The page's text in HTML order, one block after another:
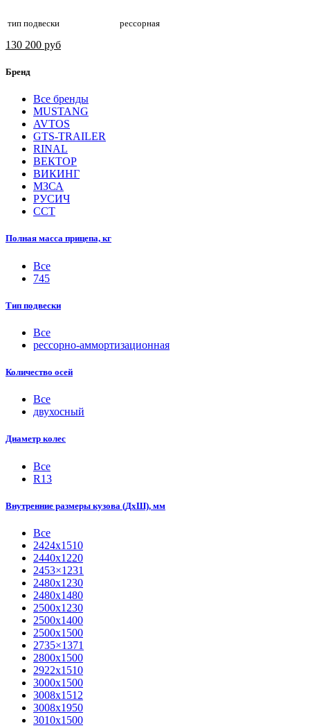
тип подвески рессорная
130 200 руб
Бренд
Все бренды
MUSTANG
AVTOS
GTS-TRAILER
RINAL
ВЕКТОР
ВИКИНГ
МЗСА
РУСИЧ
ССТ
Полная масса прицепа, кг
Все
745
Тип подвески
Все
рессорно-аммортизационная
Количество осей
Все
двухосный
Диаметр колес
Все
R13
Внутренние размеры кузова (ДхШ), мм
Все
2424х1510
2440х1220
2453×1231
2480х1230
2480х1480
2500х1230
2500х1400
2500х1500
2735×1371
2800х1500
2922х1510
3000х1500
3008х1512
3008х1950
3010х1500